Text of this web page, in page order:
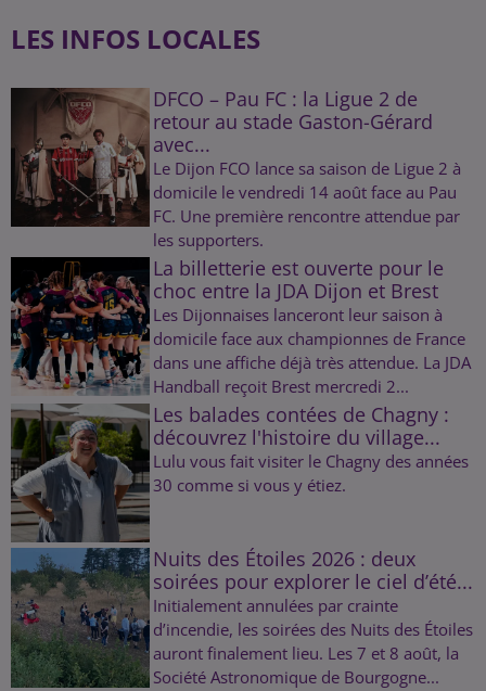
LES INFOS LOCALES
DFCO – Pau FC : la Ligue 2 de
retour au stade Gaston-Gérard
avec...
Le Dijon FCO lance sa saison de Ligue 2 à
domicile le vendredi 14 août face au Pau
FC. Une première rencontre attendue par
les supporters.
La billetterie est ouverte pour le
choc entre la JDA Dijon et Brest
Les Dijonnaises lanceront leur saison à
domicile face aux championnes de France
dans une affiche déjà très attendue. La JDA
Handball reçoit Brest mercredi 2...
Les balades contées de Chagny :
découvrez l'histoire du village...
Lulu vous fait visiter le Chagny des années
30 comme si vous y étiez.
Nuits des Étoiles 2026 : deux
soirées pour explorer le ciel d’été...
Initialement annulées par crainte
d’incendie, les soirées des Nuits des Étoiles
auront finalement lieu. Les 7 et 8 août, la
Société Astronomique de Bourgogne...